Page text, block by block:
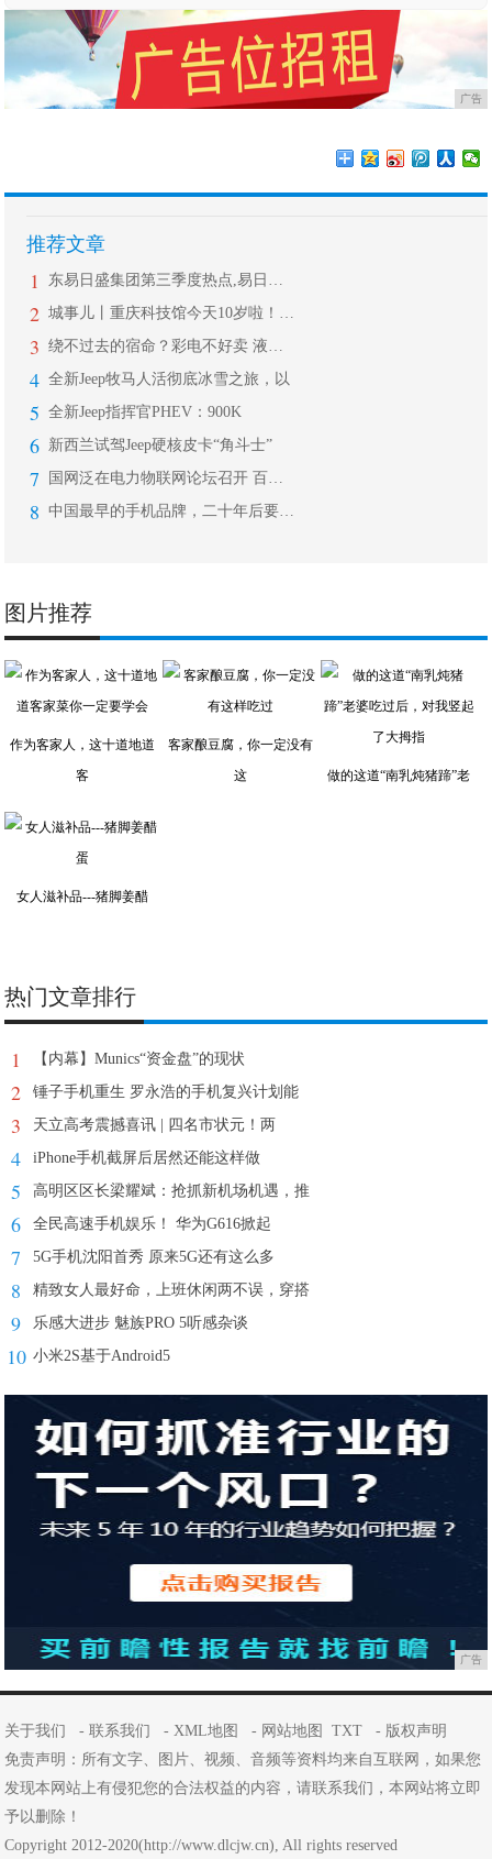
广告
推荐文章
1 东易日盛集团第三季度热点,易日通开启
2 城事儿丨重庆科技馆今天10岁啦！这些
3 绕不过去的宿命？彩电不好卖 液晶面板
4 全新Jeep牧马人活彻底冰雪之旅，以
5 全新Jeep指挥官PHEV：900K
6 新西兰试驾Jeep硬核皮卡“角斗士”
7 国网泛在电力物联网论坛召开 百度智能
8 中国最早的手机品牌，二十年后要在海外
图片推荐
作为客家人，这十道地道
客
客家酿豆腐，你一定没有
这
做的这道“南乳炖猪蹄”老
女人滋补品---猪脚姜醋
热门文章排行
1 【内幕】Munics“资金盘”的现状
2 锤子手机重生 罗永浩的手机复兴计划能
3 天立高考震撼喜讯 | 四名市状元！两
4 iPhone手机截屏后居然还能这样做
5 高明区区长梁耀斌：抢抓新机场机遇，推
6 全民高速手机娱乐！ 华为G616掀起
7 5G手机沈阳首秀 原来5G还有这么多
8 精致女人最好命，上班休闲两不误，穿搭
9 乐感大进步 魅族PRO 5听感杂谈
10 小米2S基于Android5
广告
关于我们 -联系我们 -XML地图 - 网站地图 TXT - 版权声明
免责声明：所有文字、图片、视频、音频等资料均来自互联网，如果您
发现本网站上有侵犯您的合法权益的内容，请联系我们，本网站将立即
予以删除！
Copyright 2012-2020(http://www.dlcjw.cn), All rights reserved